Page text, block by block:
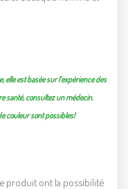
est basée sur l’expérience des
santé, consultez un médecin.
couleur sont possibles!
produit ont la possibilité